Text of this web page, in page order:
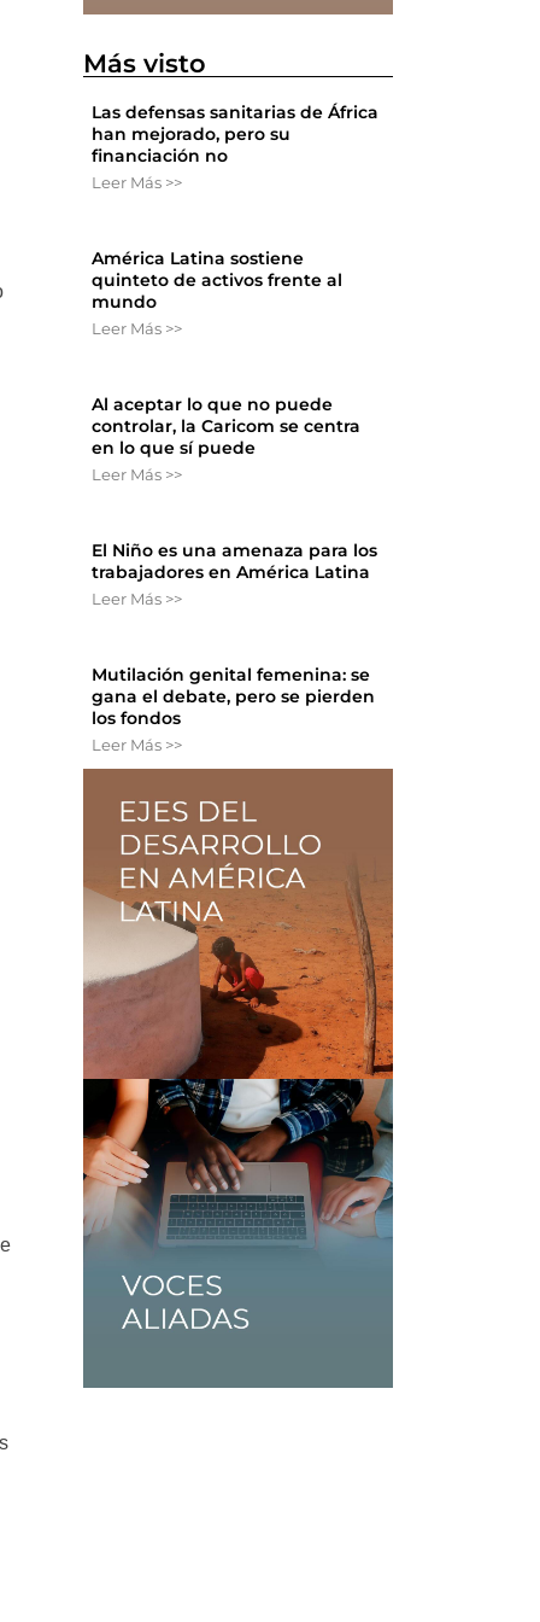
Más visto
Las defensas sanitarias de África
han mejorado, pero su
financiación no
Leer Más >>
América Latina sostiene
quinteto de activos frente al
mundo
Leer Más >>
Al aceptar lo que no puede
controlar, la Caricom se centra
en lo que sí puede
Leer Más >>
El Niño es una amenaza para los
trabajadores en América Latina
Leer Más >>
Mutilación genital femenina: se
gana el debate, pero se pierden
los fondos
Leer Más >>